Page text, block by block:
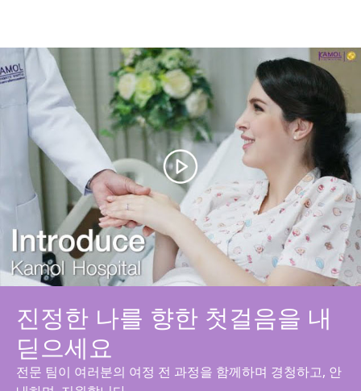
진정한 나를 향한 첫걸음을 내
딛으세요
전문 팀이 여러분의 여정 전 과정을 함께하며 경청하고, 안